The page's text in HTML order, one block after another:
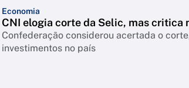
Economia
CNI elogia corte da Selic, mas critica
Confederação considerou acertada o corte, mas afirmou que taxa
investimentos no país